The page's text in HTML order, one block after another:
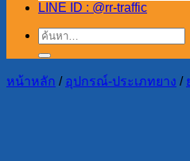
LINE ID : @rr-traffic
ค้นหา:
หน้าหลัก / อุปกรณ์-ประเภทยาง /